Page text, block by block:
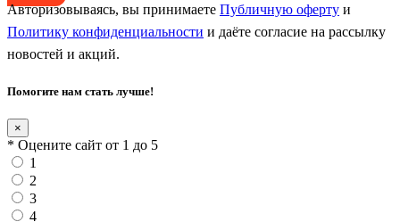
Авторизовываясь, вы принимаете Публичную оферту и
Политику конфиденциальности и даёте согласие на рассылку
новостей и акций.
Помогите нам стать лучше!
×
* Оцените сайт от 1 до 5
1
2
3
4